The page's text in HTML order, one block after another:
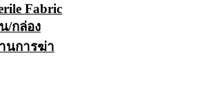
Fabric
/กล่อง
นการฆ่า